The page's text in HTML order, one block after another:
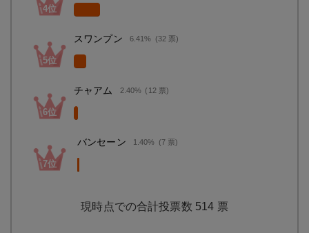
スワンプン 6.41% (32 票)
チャアム 2.40% (12 票)
バンセーン 1.40% (7 票)
514 票